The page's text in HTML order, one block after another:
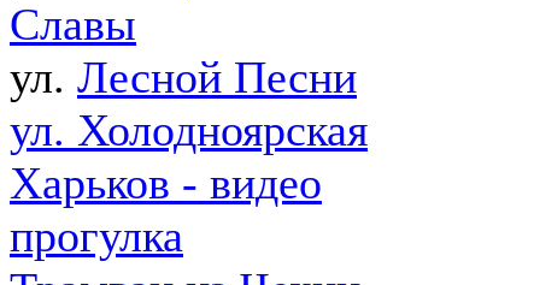
Славы
ул. Лесной Песни
ул. Холодноярская
Харьков - видео
прогулка